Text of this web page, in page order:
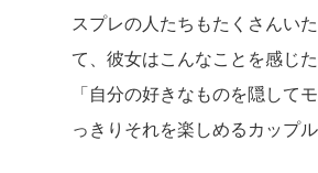
スプレの人たちもたくさんい
て、彼女はこんなことを感じた
「自分の好きなものを隠して
っきりそれを楽しめるカップ